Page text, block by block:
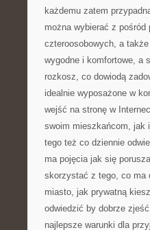
każdemu zatem
można wybierać z
czteroosobowych, a
wygodne i komfortowe, a
rozkosz, co dowiodą
idealnie wyposażone w
wejść na stronę w
swoim mieszkańcom, jak
tego też co dziennie
ma pojęcia jak się
skorzystać z tego, co ma
miasto, jak prywatną
odwiedzić by dobrze
najlepsze warunki dla